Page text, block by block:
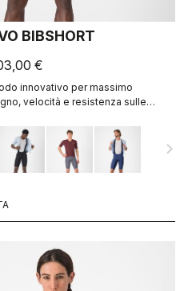
BIBSHORT
€
innovativo per massimo
velocità e resistenza sulle
navigate_next